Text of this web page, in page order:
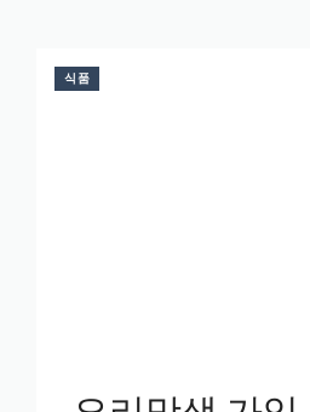
식품